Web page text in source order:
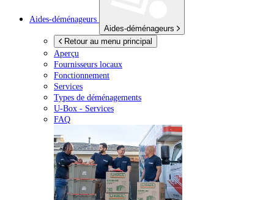
Aides-déménageurs
Aides-déménageurs
Retour au menu principal
Aperçu
Fournisseurs locaux
Fonctionnement
Services
Types de déménagements
U-Box - Services
FAQ